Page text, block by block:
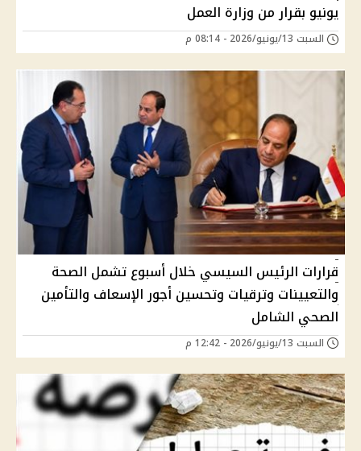
يونيو بقرار من وزارة العمل
السبت 13/يونيو/2026 - 08:14 م
قرارات الرئيس السيسي خلال أسبوع تشمل الصحة
والتعيينات وترقيات وتحسين أجور الإسعاف والتأمين
الصحي الشامل
السبت 13/يونيو/2026 - 12:42 م